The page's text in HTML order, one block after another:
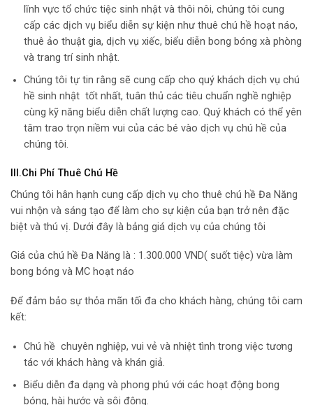
lĩnh vực tổ chức tiệc sinh nhật và thôi nôi, chúng tôi cung
cấp các dịch vụ biểu diễn sự kiện như thuê chú hề hoạt náo,
thuê ảo thuật gia, dịch vụ xiếc, biểu diễn bong bóng xà phòng
và trang trí sinh nhật.
Chúng tôi tự tin rằng sẽ cung cấp cho quý khách dịch vụ chú
hề sinh nhật tốt nhất, tuân thủ các tiêu chuẩn nghề nghiệp
cùng kỹ năng biểu diễn chất lượng cao. Quý khách có thể yên
tâm trao trọn niềm vui của các bé vào dịch vụ chú hề của
chúng tôi.
III.Chi Phí Thuê Chú Hề
Chúng tôi hân hạnh cung cấp dịch vụ cho thuê chú hề Đa Năng
vui nhộn và sáng tạo để làm cho sự kiện của bạn trở nên đặc
biệt và thú vị. Dưới đây là bảng giá dịch vụ của chúng tôi
Giá của chú hề Đa Năng là : 1.300.000 VND( suốt tiệc) vừa làm
bong bóng và MC hoạt náo
Để đảm bảo sự thỏa mãn tối đa cho khách hàng, chúng tôi cam
kết:
Chú hề chuyên nghiệp, vui vẻ và nhiệt tình trong việc tương
tác với khách hàng và khán giả.
Biểu diễn đa dạng và phong phú với các hoạt động bong
bóng, hài hước và sôi động.